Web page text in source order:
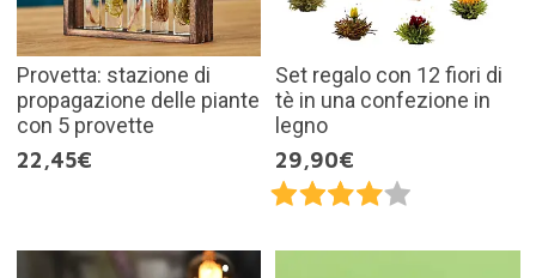
Provetta: stazione di
propagazione delle piante
con 5 provette
22,45€
Set regalo con 12 fiori di
tè in una confezione in
legno
29,90€